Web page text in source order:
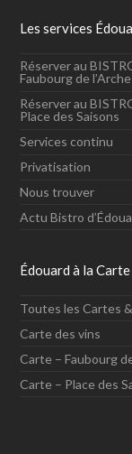
Les services
Réserver au
Faubourg de l’Arche
Réserver au
Place des Saisons
Services continu
Privatisation
Nous trouver
Actu Bistro
Édouard à la Carte
Toutes les Cartes
Carte des vins
Carte – Faubourg
Carte – Place des